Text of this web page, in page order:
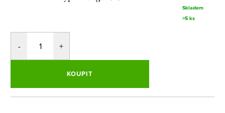
Skladem
>5 ks
KOUPIT